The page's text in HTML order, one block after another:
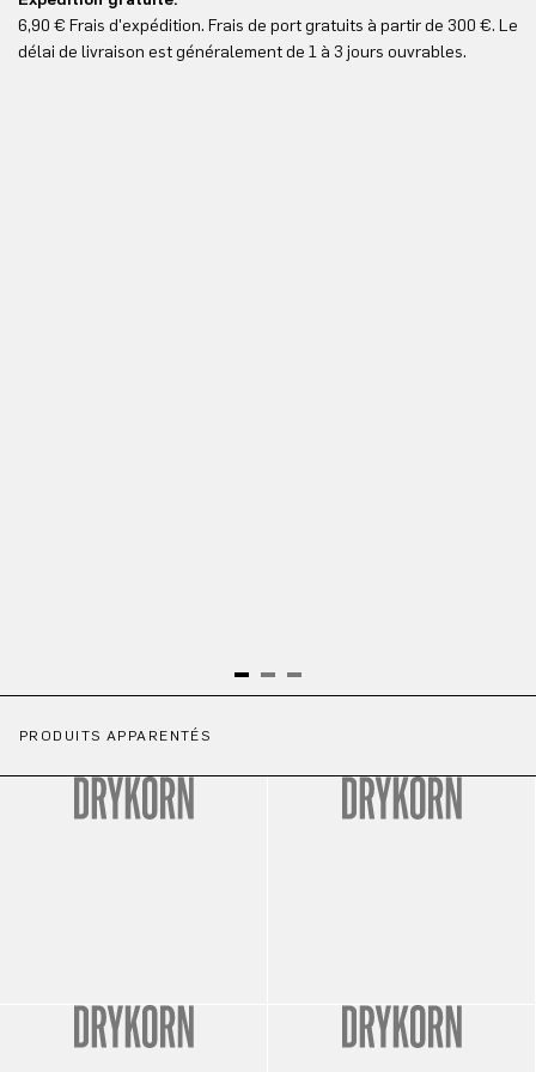
6,90 € Frais d'expédition. Frais de port gratuits à partir de 300 €. Le
délai de livraison est généralement de 1 à 3 jours ouvrables.
PRODUITS APPARENTÉS